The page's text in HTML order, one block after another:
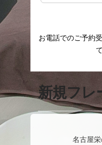
お電話でのご予約
新規フレ
名古屋